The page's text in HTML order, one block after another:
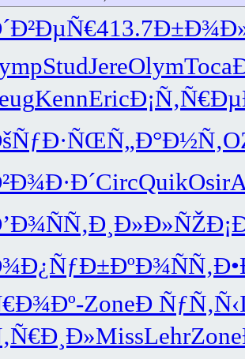
413.7
StudJereOlymToca
KennEricÐ¡Ñ‚Ñ€Ðµ
Ñ„Ð°Ð½Ñ‚
CircQuikOsir
Ð¸Ð»Ð»ÑŽ
ÐºÐ¾ÑÑ‚
ZoneÐ ÑƒÑ‚Ñ‹
MissLehrZone